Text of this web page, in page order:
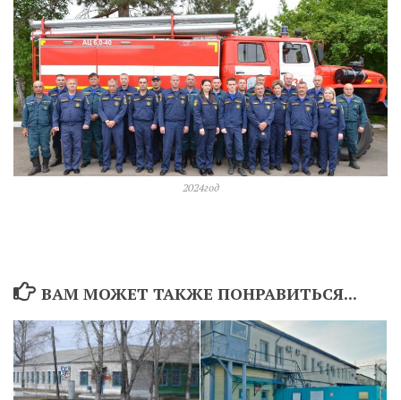
2024год
ВАМ МОЖЕТ ТАКЖЕ ПОНРАВИТЬСЯ...